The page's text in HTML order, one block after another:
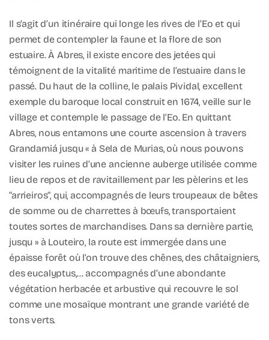
Il s’agit d’un itinéraire qui longe les rives de l’Eo et qui
permet de contempler la faune et la flore de son
estuaire. À Abres, il existe encore des jetées qui
témoignent de la vitalité maritime de l’estuaire dans le
passé. Du haut de la colline, le palais Pividal, excellent
exemple du baroque local construit en 1674, veille sur le
village et contemple le passage de l’Eo. En quittant
Abres, nous entamons une courte ascension à travers
Grandamiá jusqu « à Sela de Murias, où nous pouvons
visiter les ruines d’une ancienne auberge utilisée comme
lieu de repos et de ravitaillement par les pèlerins et les
“arrieiros”, qui, accompagnés de leurs troupeaux de bêtes
de somme ou de charrettes à bœufs, transportaient
toutes sortes de marchandises. Dans sa dernière partie,
jusqu » à Louteiro, la route est immergée dans une
épaisse forêt où l’on trouve des chênes, des châtaigniers,
des eucalyptus,… accompagnés d’une abondante
végétation herbacée et arbustive qui recouvre le sol
comme une mosaïque montrant une grande variété de
tons verts.